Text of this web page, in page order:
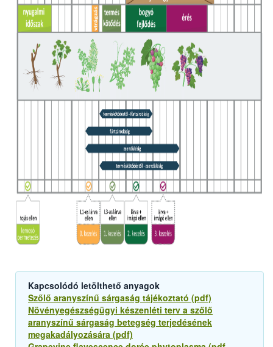
Kapcsolódó letölthető anyagok
Szőlő aranyszínű sárgaság tájékoztató (pdf)
Növényegészségügyi készenléti terv a szőlő
aranyszínű sárgaság betegség terjedésének
megakadályozására (pdf)